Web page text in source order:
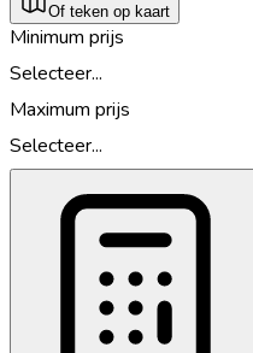
Of teken op kaart
Minimum prijs
Selecteer...
Maximum prijs
Selecteer...